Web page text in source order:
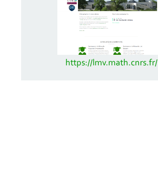
https://lmv.math.cnrs.fr/